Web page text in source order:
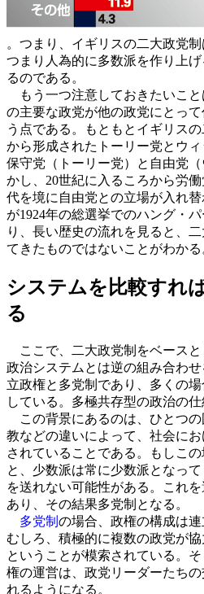
。つまり、イギリスの二大政党
つまり人為的に多数派を作り上
るのである。
もう一つ注意しておきたいこ
の主要な政党が他の政党にとっ
う点である。もともとイギリス
から形成されたトーリー党とウ
保守党（トーリー党）と自由党
かし、20世紀に入るころから労
代を境に自由党との立場が入れ
が1924年の総選挙でのハング・
り、長い歴史の流れを見ると、
てきたものではないことがわかる
システムを比較すれ
る
ここで、二大政党制をベース
政治システムとは逆の組み合わ
立政権と多党制であり、多くの
している。多極共存型の政治の
この背景にあるのは、ひとつ
教などの違いによって、社会に
されていることである。もしこ
と、少数派は常に少数派となっ
を送れない可能性がある。これ
あり、その結果多党制となる。
多党制 の場合、政権の構成は連
むしろ、積極的に複数の政党が
ということが模索されている。
権の運営は、政党リーダーたち
れるようになる。